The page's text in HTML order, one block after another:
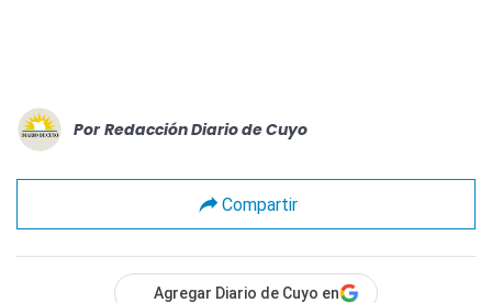
Por Redacción Diario de Cuyo
Compartir
Agregar Diario de Cuyo en